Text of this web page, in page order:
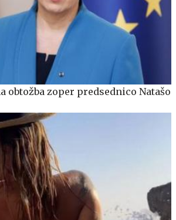
obtožba zoper predsednico Natašo